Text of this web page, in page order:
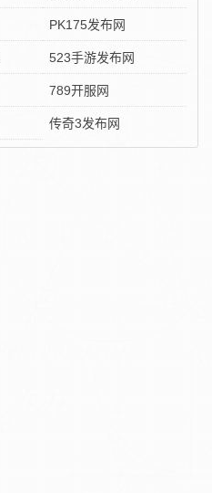
PK175发布网
523手游发布网
789开服网
传奇3发布网